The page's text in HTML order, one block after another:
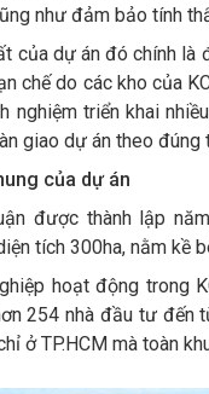
như đảm bảo tính
của dự án đó chính
chế do các kho của
nghiệm triển khai
giao dự án theo đúng
của dự án
được thành lập
tích 300ha, nằm kề
hoạt động trong
254 nhà đầu tư đến
ở TP.HCM mà toàn